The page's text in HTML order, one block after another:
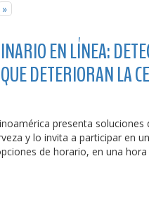
»
EN LÍNEA:
DETERIORAN LA
presenta
y lo invita a participar en
de horario, en una hora